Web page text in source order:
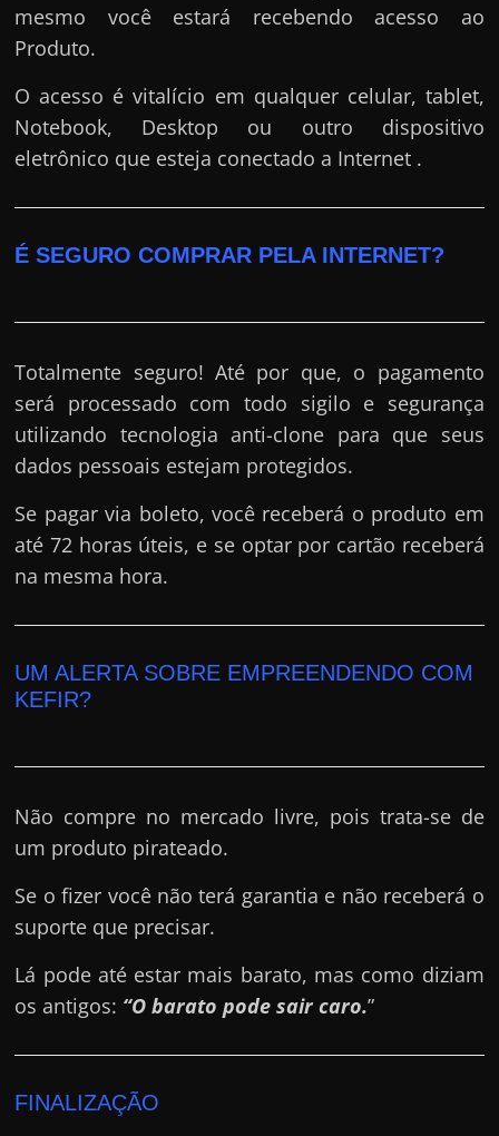
mesmo você estará recebendo acesso ao
Produto.
O acesso é vitalício em qualquer celular, tablet,
Notebook, Desktop ou outro dispositivo
eletrônico que esteja conectado a Internet .
É SEGURO COMPRAR PELA INTERNET?
Totalmente seguro! Até por que, o pagamento
será processado com todo sigilo e segurança
utilizando tecnologia anti-clone para que seus
dados pessoais estejam protegidos.
Se pagar via boleto, você receberá o produto em
até 72 horas úteis, e se optar por cartão receberá
na mesma hora.
UM ALERTA SOBRE EMPREENDENDO COM
KEFIR?
Não compre no mercado livre, pois trata-se de
um produto pirateado.
Se o fizer você não terá garantia e não receberá o
suporte que precisar.
Lá pode até estar mais barato, mas como diziam
os antigos: “O barato pode sair caro.”
FINALIZAÇÃO